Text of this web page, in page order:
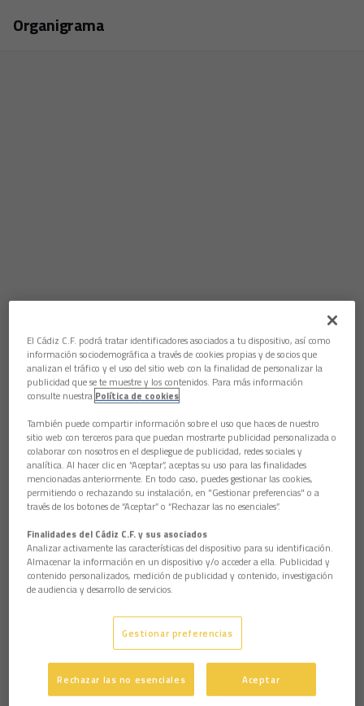
Organigrama
Consejo de Administración
Presidente.Christian Septien
Vicepresidente: Rafael Contreras Chamorro
García(consejo@cadizcf.es)
Observer.Ben Harburg
Secretario: Juan Ignacio Peinado Gracia
Martín José García Marichal
Área de Gestión
Directora Financiera.Sofía Álvarez Mariscal (
El Cádiz C.F. podrá tratar identificadores asociados a tu dispositivo, así como
información sociodemográfica a través de cookies propias y de socios que
analizan el tráfico y el uso del sitio web con la finalidad de personalizar la
publicidad que se te muestre y los contenidos. Para más información
consulte nuestra Política de cookies
También puede compartir información sobre el uso que haces de nuestro
sitio web con terceros para que puedan mostrarte publicidad personalizada o
colaborar con nosotros en el despliegue de publicidad, redes sociales y
analítica. Al hacer clic en “Aceptar”, aceptas su uso para las finalidades
mencionadas anteriormente. En todo caso, puedes gestionar las cookies,
permitiendo o rechazando su instalación, en "Gestionar preferencias" o a
través de los botones de “Aceptar” o “Rechazar las no esenciales”.
Finalidades del Cádiz C.F. y sus asociados
Analizar activamente las características del dispositivo para su identificación.
Almacenar la información en un dispositivo y/o acceder a ella. Publicidad y
contenido personalizados, medición de publicidad y contenido, investigación
de audiencia y desarrollo de servicios.
Gestionar preferencias
Rechazar las no esenciales Aceptar